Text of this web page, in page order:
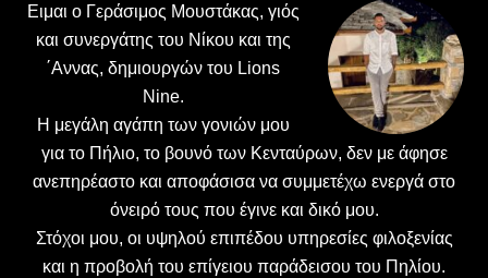
Ειμαι ο Γεράσιμος Μουστάκας, γιός
και συνεργάτης του Νίκου και της
΄Αννας, δημιουργών του Lions
Nine.
H μεγάλη αγάπη των γονιών μου
για το Πήλιο, το βουνό των Κενταύρων, δεν με άφησε
ανεπηρέαστο και αποφάσισα να συμμετέχω ενεργά στο
όνειρό τους που έγινε και δικό μου.
Στόχοι μου, οι υψηλού επιπέδου υπηρεσίες φιλοξενίας
και η προβολή του επίγειου παράδεισου του Πηλίου.